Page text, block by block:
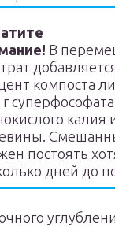
В
компоста
г
калия
постоять
дней до